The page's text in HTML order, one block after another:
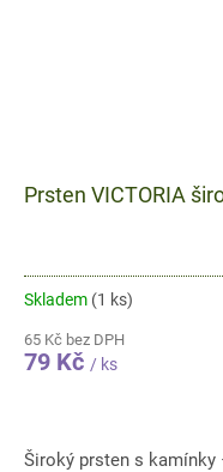
Prsten VICTORIA
Skladem (1 ks)
65 Kč bez DPH
79 Kč / ks
Široký prsten s